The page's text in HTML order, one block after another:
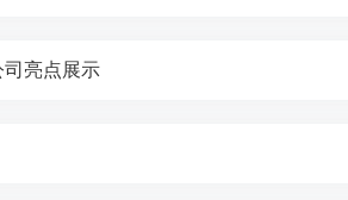
亮点展示